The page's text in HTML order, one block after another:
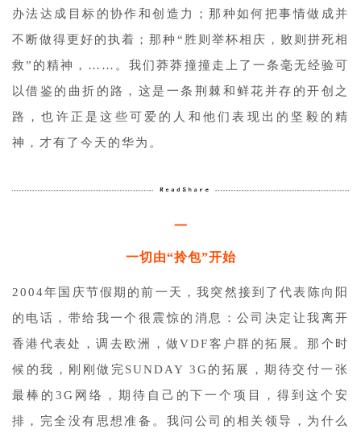
办法达成目标的协作和创造力；那种如何把事情做成并
不断做得更好的执着；那种“胜则举杯相庆，败则拼死相
救”的精神，……。我们莽莽撞撞走上了一条毫无经验可
以借鉴的曲折的路，这是一条荆棘和鲜花并存的开创之
路，也许正是这些可爱的人和他们表现出的坚毅的精
神，才有了今天的华为。
一
一切由“拎包”开始
2004年国庆节假期的前一天，我突然接到了代表陈向阳
的电话，带给我一个很震惊的消息：公司决定让我离开
香港代表处，调去欧洲，做VDF客户群的拓展。那个时
候的我，刚刚做完SUNDAY 3G的拓展，期待交付一张
最棒的3G网络，期待自己的下一个项目，得到这个安
排，完全没有思想准备。我问公司的相关领导，为什么